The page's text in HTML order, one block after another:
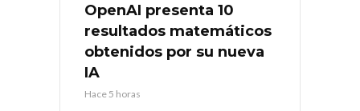
OpenAI presenta 10
resultados matemáticos
obtenidos por su nueva
IA
Hace 5 horas